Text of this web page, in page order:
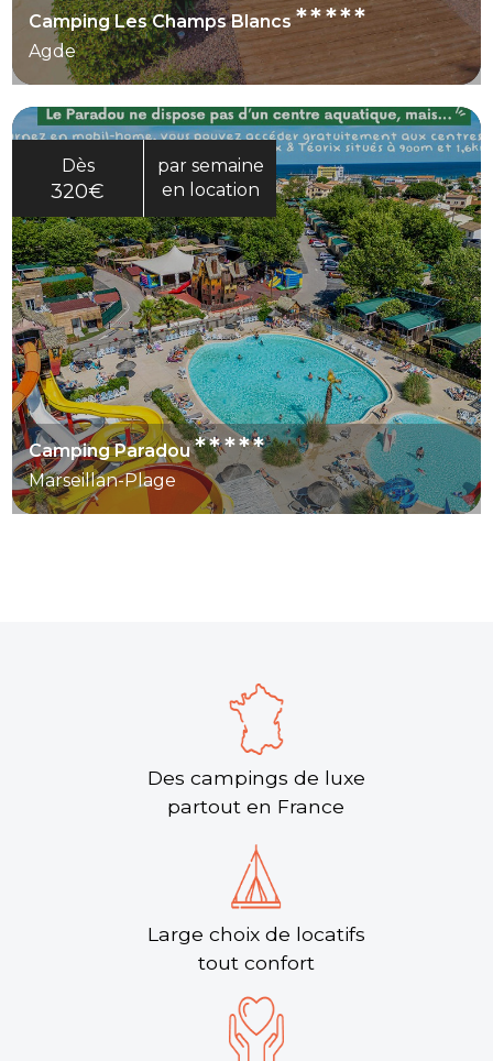
Camping Les Champs Blancs*****
Agde
Dès
320€
par semaine
en location
Camping Paradou*****
Marseillan-Plage
Des campings de luxe
partout en France
Large choix de locatifs
tout confort